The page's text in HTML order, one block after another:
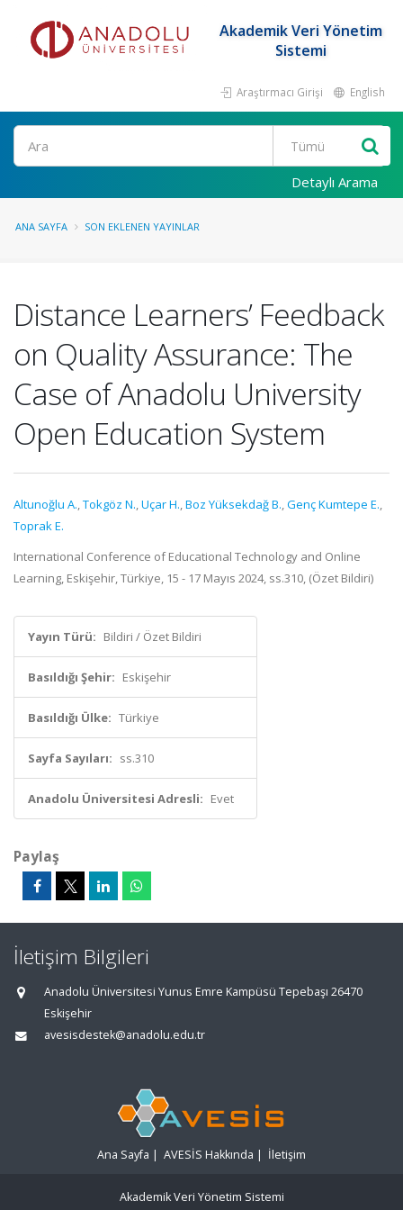
Akademik Veri Yönetim
Sistemi
Araştırmacı Girişi English
Ara
Detaylı Arama
ANA SAYFA SON EKLENEN YAYINLAR
Distance Learners’ Feedback
on Quality Assurance: The
Case of Anadolu University
Open Education System
Altunoğlu A.,Tokgöz N.,Uçar H.,Boz Yüksekdağ B.,Genç Kumtepe E.,
Toprak E.
International Conference of Educational Technology and Online
Learning, Eskişehir, Türkiye, 15 - 17 Mayıs 2024, ss.310, (Özet Bildiri)
Yayın Türü: Bildiri / Özet Bildiri
Basıldığı Şehir: Eskişehir
Basıldığı Ülke: Türkiye
Sayfa Sayıları: ss.310
Anadolu Üniversitesi Adresli: Evet
Paylaş
İletişim Bilgileri
Anadolu Üniversitesi Yunus Emre Kampüsü Tepebaşı 26470
Eskişehir
avesisdestek@anadolu.edu.tr
Ana Sayfa | AVESİS Hakkında | İletişim
Akademik Veri Yönetim Sistemi